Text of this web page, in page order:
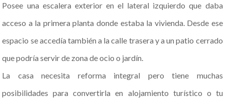
Posee una escalera exterior en el lateral izquierdo que daba
acceso a la primera planta donde estaba la vivienda. Desde ese
espacio se accedía también a la calle trasera y a un patio cerrado
que podría servir de zona de ocio o jardín.
La casa necesita reforma integral pero tiene muchas
posibilidades para convertirla en alojamiento turístico o tu